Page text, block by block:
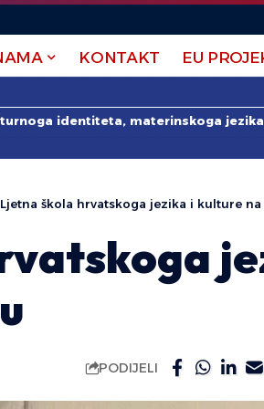
KONTAKT EU
identiteta, materinskoga
Ljetna škola hrvatskoga jezika i kulture na
PODIJELI